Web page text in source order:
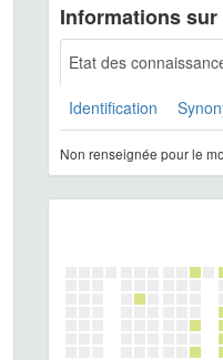
Informations sur
Etat des
Identification
Non renseignée pour le